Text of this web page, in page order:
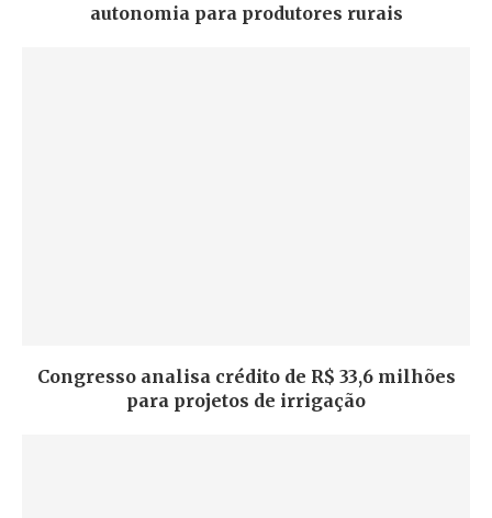
autonomia para produtores rurais
Congresso analisa crédito de R$ 33,6 milhões
para projetos de irrigação